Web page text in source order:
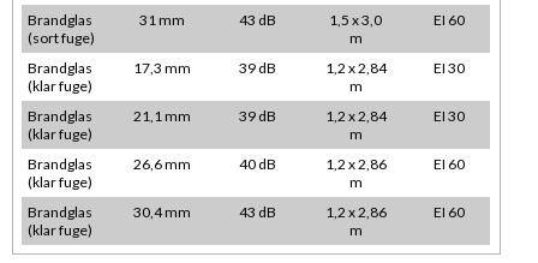
Brandglas
(sort fuge)
31 mm 43 dB
1,5 x 3,0
m
EI 60
Brandglas
(klar fuge)
17,3 mm 39 dB
1,2 x 2,84
m
EI 30
Brandglas
(klar fuge)
21,1 mm 39 dB
1,2 x 2,84
m
EI 30
Brandglas
(klar fuge)
26,6 mm 40 dB
1,2 x 2,86
m
EI 60
Brandglas
(klar fuge)
30,4 mm 43 dB
1,2 x 2,86
m
EI 60